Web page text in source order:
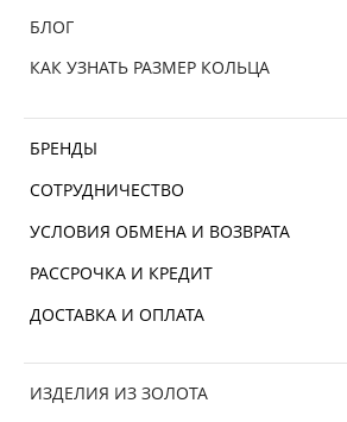
БЛОГ
КАК УЗНАТЬ РАЗМЕР КОЛЬЦА
БРЕНДЫ
СОТРУДНИЧЕСТВО
УСЛОВИЯ ОБМЕНА И ВОЗВРАТА
РАССРОЧКА И КРЕДИТ
ДОСТАВКА И ОПЛАТА
ИЗДЕЛИЯ ИЗ ЗОЛОТА